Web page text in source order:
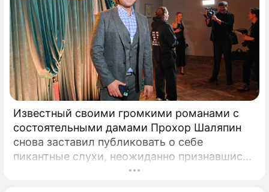
Известный своими громкими романами с
состоятельными дамами Прохор Шаляпин
снова заставил публиковать о себе
пикантные слухи, неожиданно признавшись
в чувствах к весьма непростой женщина.